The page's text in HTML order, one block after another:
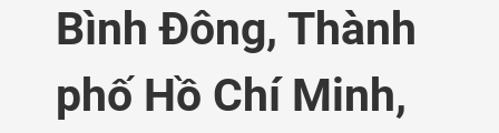
Bình Đông, Thành
phố Hồ Chí Minh,